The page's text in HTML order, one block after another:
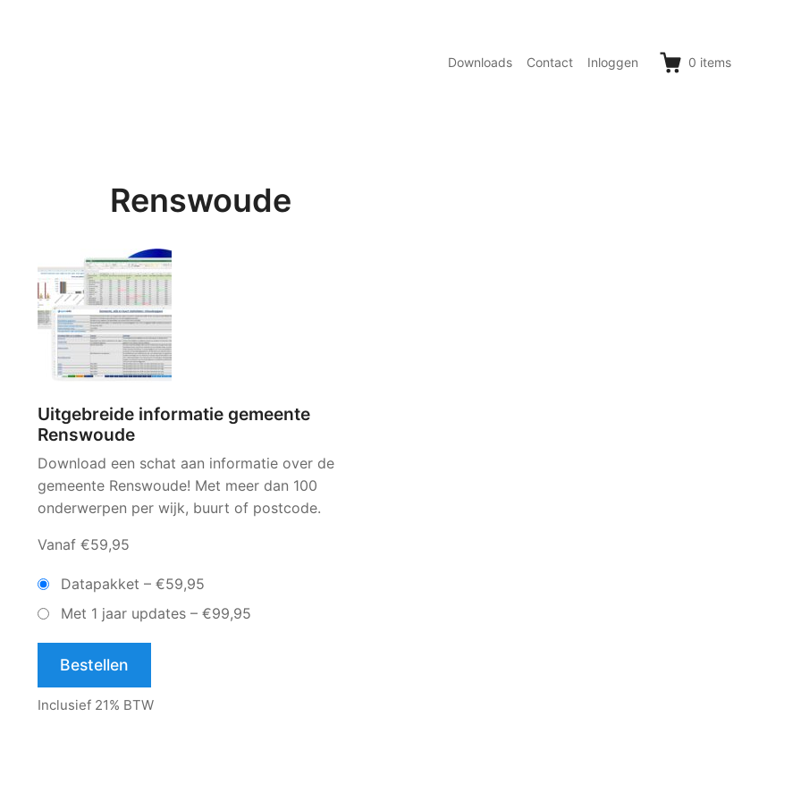
Downloads Contact Inloggen 0 items
Renswoude
Uitgebreide informatie gemeente
Renswoude
Download een schat aan informatie over de
gemeente Renswoude! Met meer dan 100
onderwerpen per wijk, buurt of postcode.
Vanaf €59,95
Datapakket – €59,95
Met 1 jaar updates – €99,95
Bestellen
Inclusief 21% BTW